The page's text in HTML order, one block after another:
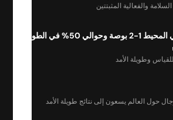
والفعالية المثبتتين
متوسط زيادة في المحيط 1-2 بوصة وحوالي 50% في الطول
وطويلة الأمد
حول العالم يسعون إلى نتائج طويلة الأمد